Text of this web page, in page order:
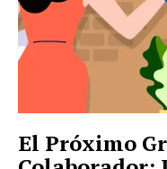
El Próximo